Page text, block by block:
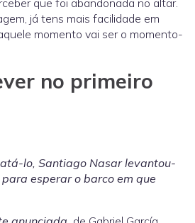
que foi abandonada no altar.
já tens mais facilidade em
momento vai ser o momento-
no primeiro
lo, Santiago Nasar levantou-
esperar o barco em que